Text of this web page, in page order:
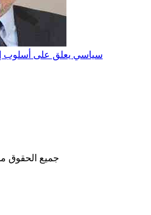
سياسي يعلق على أسلوب
جميع الحقوق